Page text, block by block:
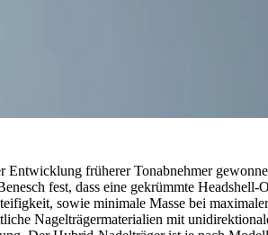
Entwicklung früherer Tonabnehmer
fest, dass eine gekrümmte
sowie minimale Masse bei
Nagelträgermaterialien mit